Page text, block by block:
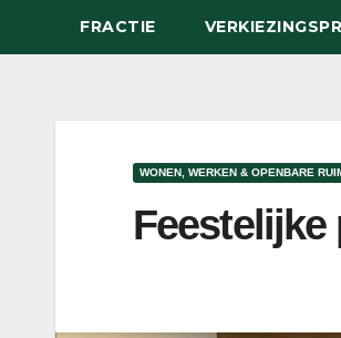
FRACTIE
WONEN, WERKEN & OPENBARE
Feestelijke